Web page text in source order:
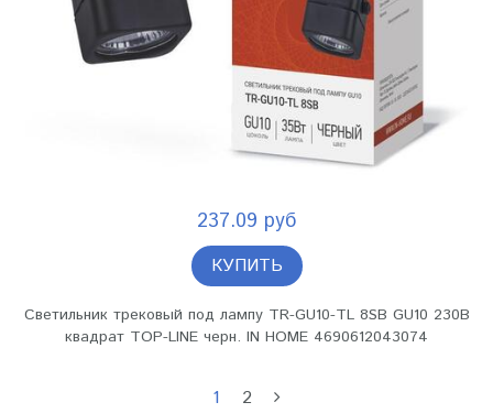
237.09 руб
КУПИТЬ
Светильник трековый под лампу TR-GU10-TL 8SB GU10 230В
квадрат TOP-LINE черн. IN HOME 4690612043074
1 2